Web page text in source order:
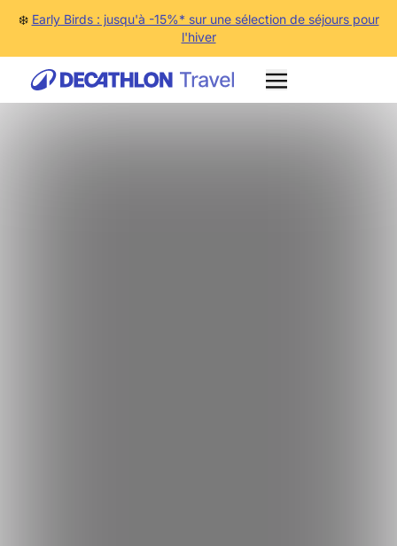
❄️ Early Birds : jusqu'à -15%* sur une sélection de séjours pour
l'hiver